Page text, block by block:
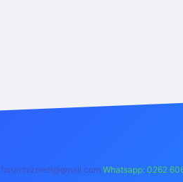
forumhizmeti@gmail.com Whatsapp: 0262